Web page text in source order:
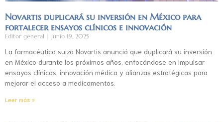
Novartis duplicará su inversión en México para
fortalecer ensayos clínicos e innovación
Editor general junio 19, 2025
La farmacéutica suiza Novartis anunció que duplicará su inversión
en México durante los próximos años, enfocándose en impulsar
ensayos clínicos, innovación médica y alianzas estratégicas para
mejorar el acceso a medicamentos.
Leer más »